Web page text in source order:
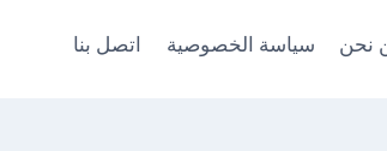
نحن سياسة الخصوصية اتصل بنا